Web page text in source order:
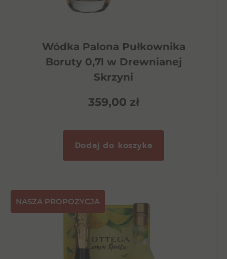
Wódka Palona Pułkownika
Boruty 0,7l w Drewnianej
Skrzyni
359,00 zł
Dodaj do koszyka
NASZA PROPOZYCJA